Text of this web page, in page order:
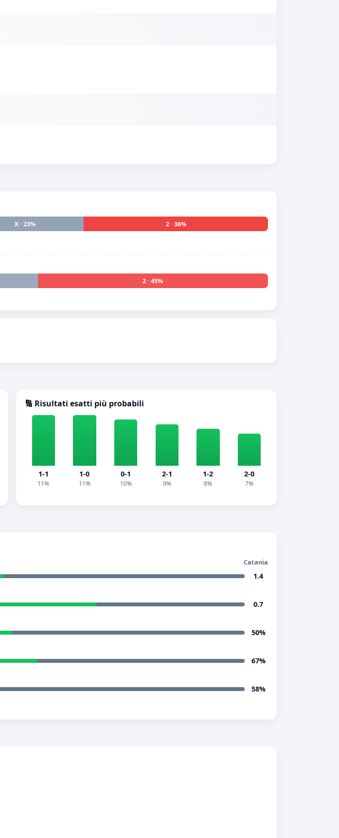
X · 23% 2 · 36%
2 · 45%
🔢 Risultati esatti più probabili
1-1
11%
1-0
11%
0-1
10%
2-1
9%
1-2
8%
2-0
7%
Catania
1.4
0.7
50%
67%
58%